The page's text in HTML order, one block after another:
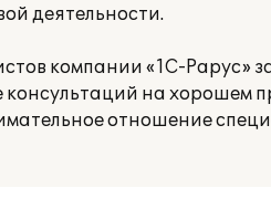
деятельности.
компании «1С-Рарус»
на хорошем
отношение